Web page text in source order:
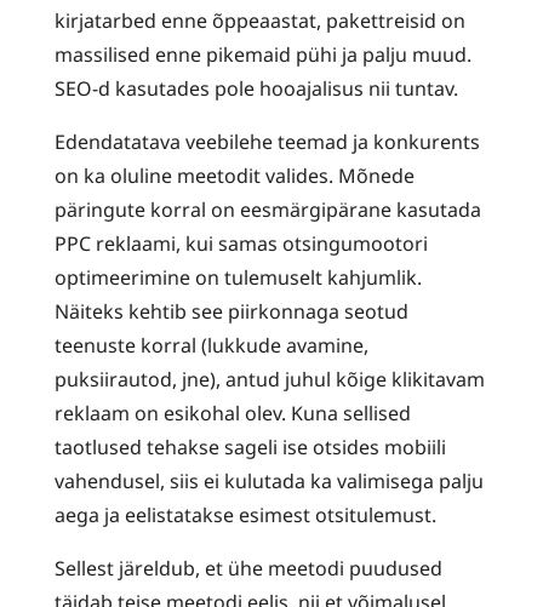
kirjatarbed enne õppeaastat, pakettreisid on
massilised enne pikemaid pühi ja palju muud.
SEO-d kasutades pole hooajalisus nii tuntav.
Edendatatava veebilehe teemad ja konkurents
on ka oluline meetodit valides. Mõnede
päringute korral on eesmärgipärane kasutada
PPC reklaami, kui samas otsingumootori
optimeerimine on tulemuselt kahjumlik.
Näiteks kehtib see piirkonnaga seotud
teenuste korral (lukkude avamine,
puksiirautod, jne), antud juhul kõige klikitavam
reklaam on esikohal olev. Kuna sellised
taotlused tehakse sageli ise otsides mobiili
vahendusel, siis ei kulutada ka valimisega palju
aega ja eelistatakse esimest otsitulemust.
Sellest järeldub, et ühe meetodi puudused